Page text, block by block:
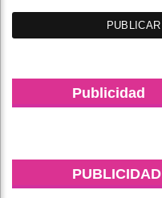
Publicidad
PUBLICIDAD